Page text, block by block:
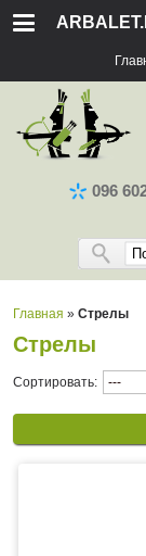
096
Главная » Стрелы
Стрелы
Сортировать: